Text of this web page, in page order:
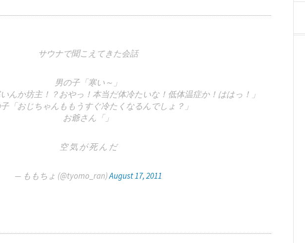
サウナで聞こえてきた会話
男の子「寒い～」
んか坊主！？おやっ！本当だ体冷たいな！低体温症か！ははっ！」
「おじちゃんももうすぐ冷たくなるんでしょ？」
お爺さん「」
空 気 が 死 ん だ
— ももちょ (@tyomo_ran)August 17, 2011